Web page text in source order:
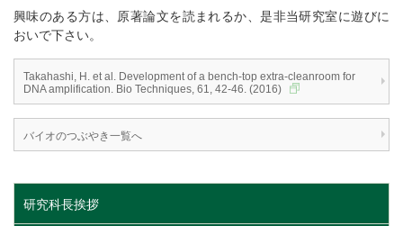
興味のある方は、原著論文を読まれるか、是非当研究室に遊びに
おいで下さい。
Takahashi, H. et al. Development of a bench-top extra-cleanroom for
DNA amplification. Bio Techniques, 61, 42-46. (2016)
バイオのつぶやき一覧へ
研究科長挨拶